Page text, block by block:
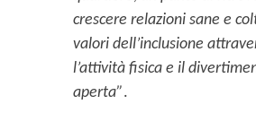
crescere relazioni sane e
valori dell’inclusione
l’attività fisica e il
aperta”.